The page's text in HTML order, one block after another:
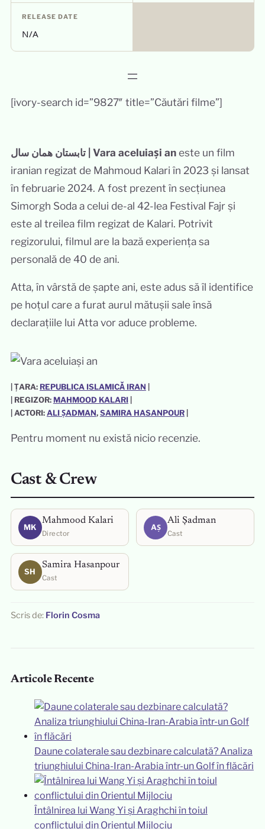
RELEASE DATE
N/A
[ivory-search id=”9827″ title=”Căutări filme”]
تابستان همان سال | Vara aceluiași aneste un film
iranian regizat de Mahmoud Kalari în 2023 și lansat
în februarie 2024. A fost prezent în secțiunea
Simorgh Soda a celui de-al 42-lea Festival Fajr și
este al treilea film regizat de Kalari. Potrivit
regizorului, filmul are la bază experiența sa
personală de 40 de ani.
Atta, în vârstă de șapte ani, este adus să îl identifice
pe hoțul care a furat aurul mătușii sale însă
declarațiile lui Atta vor aduce probleme.
| ȚARA: REPUBLICA ISLAMICĂ IRAN
| REGIZOR: MAHMOOD KALARI|
| ACTORI:ALI ȘADMAN, SAMIRA HASANPOUR|
Pentru moment nu există nicio recenzie.
Cast & Crew
MK
Mahmood Kalari
Director
AȘ
Ali Șadman
Cast
SH
Samira Hasanpour
Cast
Scris de: Florin Cosma
Articole Recente
Daune colaterale sau dezbinare calculată? Analiza
triunghiului China-Iran-Arabia într-un Golf în flăcări
Întâlnirea lui Wang Yi și Araghchi în toiul
conflictului din Orientul Mijlociu